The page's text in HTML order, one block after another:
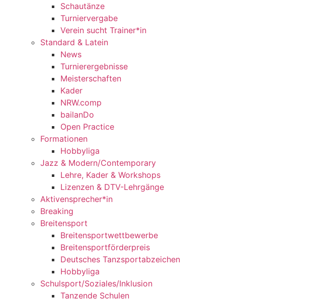
Schautänze
Turniervergabe
Verein sucht Trainer*in
Standard & Latein
News
Turnierergebnisse
Meisterschaften
Kader
NRW.comp
bailanDo
Open Practice
Formationen
Hobbyliga
Jazz & Modern/Contemporary
Lehre, Kader & Workshops
Lizenzen & DTV-Lehrgänge
Aktivensprecher*in
Breaking
Breitensport
Breitensportwettbewerbe
Breitensportförderpreis
Deutsches Tanzsportabzeichen
Hobbyliga
Schulsport/Soziales/Inklusion
Tanzende Schulen